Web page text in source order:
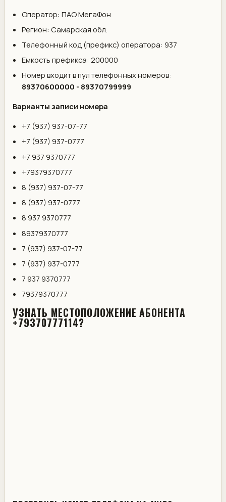
Оператор: ПАО МегаФон
Регион: Самарская обл.
Телефонный код (префикс) оператора: 937
Емкость префикса: 200000
Номер входит в пул телефонных номеров:
89370600000 - 89370799999
Варианты записи номера
+7 (937) 937-07-77
+7 (937) 937-0777
+7 937 9370777
+79379370777
8 (937) 937-07-77
8 (937) 937-0777
8 937 9370777
89379370777
7 (937) 937-07-77
7 (937) 937-0777
7 937 9370777
79379370777
УЗНАТЬ МЕСТОПОЛОЖЕНИЕ АБОНЕНТА
+79370777114?